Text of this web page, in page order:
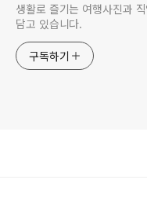
생활로 즐기는 여행사진과
담고 있습니다.
구독하기